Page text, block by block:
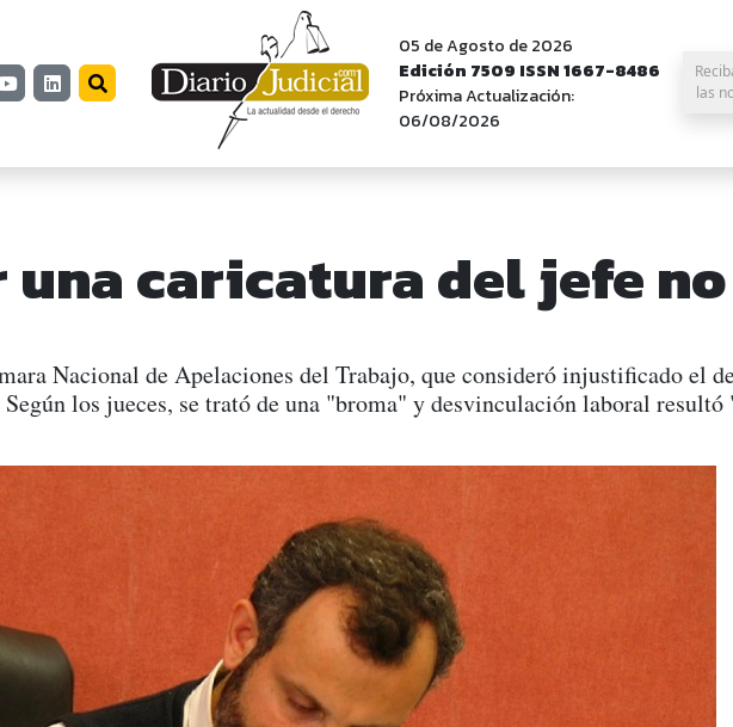
05 de Agosto de 2026
Edición 7509 ISSN 1667-8486
Próxima Actualización:
06/08/2026
las
caricatura del jefe
Nacional de Apelaciones del Trabajo, que consideró injustificado el
los jueces, se trató de una "broma" y desvinculación laboral